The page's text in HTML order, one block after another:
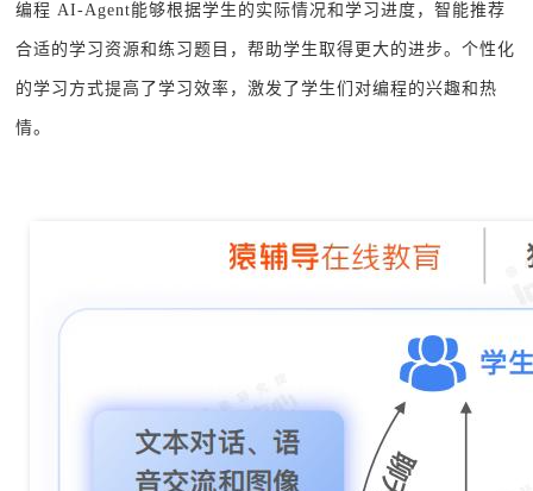
编程 AI-Agent能够根据学生的实际情况和学习进度，智能推荐
合适的学习资源和练习题目，帮助学生取得更大的进步。个性化
的学习方式提高了学习效率，激发了学生们对编程的兴趣和热
情。